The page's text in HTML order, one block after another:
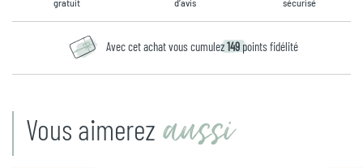
gratuit
d’avis
sécurisé
Avec cet achat vous cumulez149 points fidélité
Vous aimerez aussi